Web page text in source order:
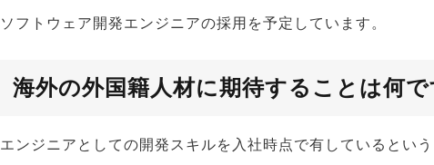
ソフトウェア開発エンジニアの採用を予定しています。
海外の外国籍人材に期待することは何で
エンジニアとしての開発スキルを入社時点で有しているとい